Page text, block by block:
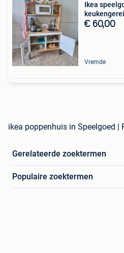
Ikea
keukengerei
€ 60,00
Vremde
ikea poppenhuis in Speelgoed |
Gerelateerde zoektermen
Populaire zoektermen